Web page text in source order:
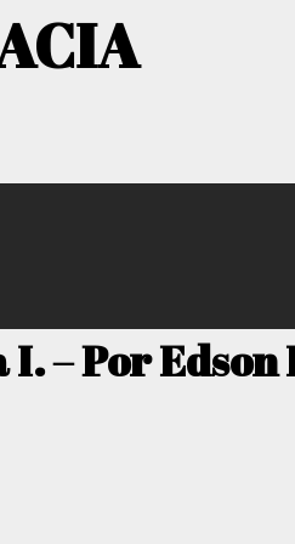
– Por